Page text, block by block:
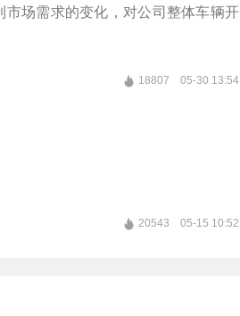
市场需求的变化，对公司整体车辆开
18807 05-30 13:54
20543 05-15 10:52